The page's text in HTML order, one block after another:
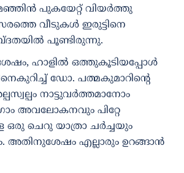
പുകയേറ്റ് വിയർത്തു
വീടുകൾ ഇരുട്ടിനെ
പൂണ്ടിരുന്നു.
ഹാളിൽ ഒത്തുകൂടിയപ്പോൾ
ഡോ. പത്മകുമാറിന്റെ
നാട്ടുവർത്തമാനോം
അവലോകനവും പിറ്റേ
ഒരു ചെറു യാത്രാ ചർച്ചയും
അതിനുശേഷം എല്ലാരും ഉറങ്ങാൻ